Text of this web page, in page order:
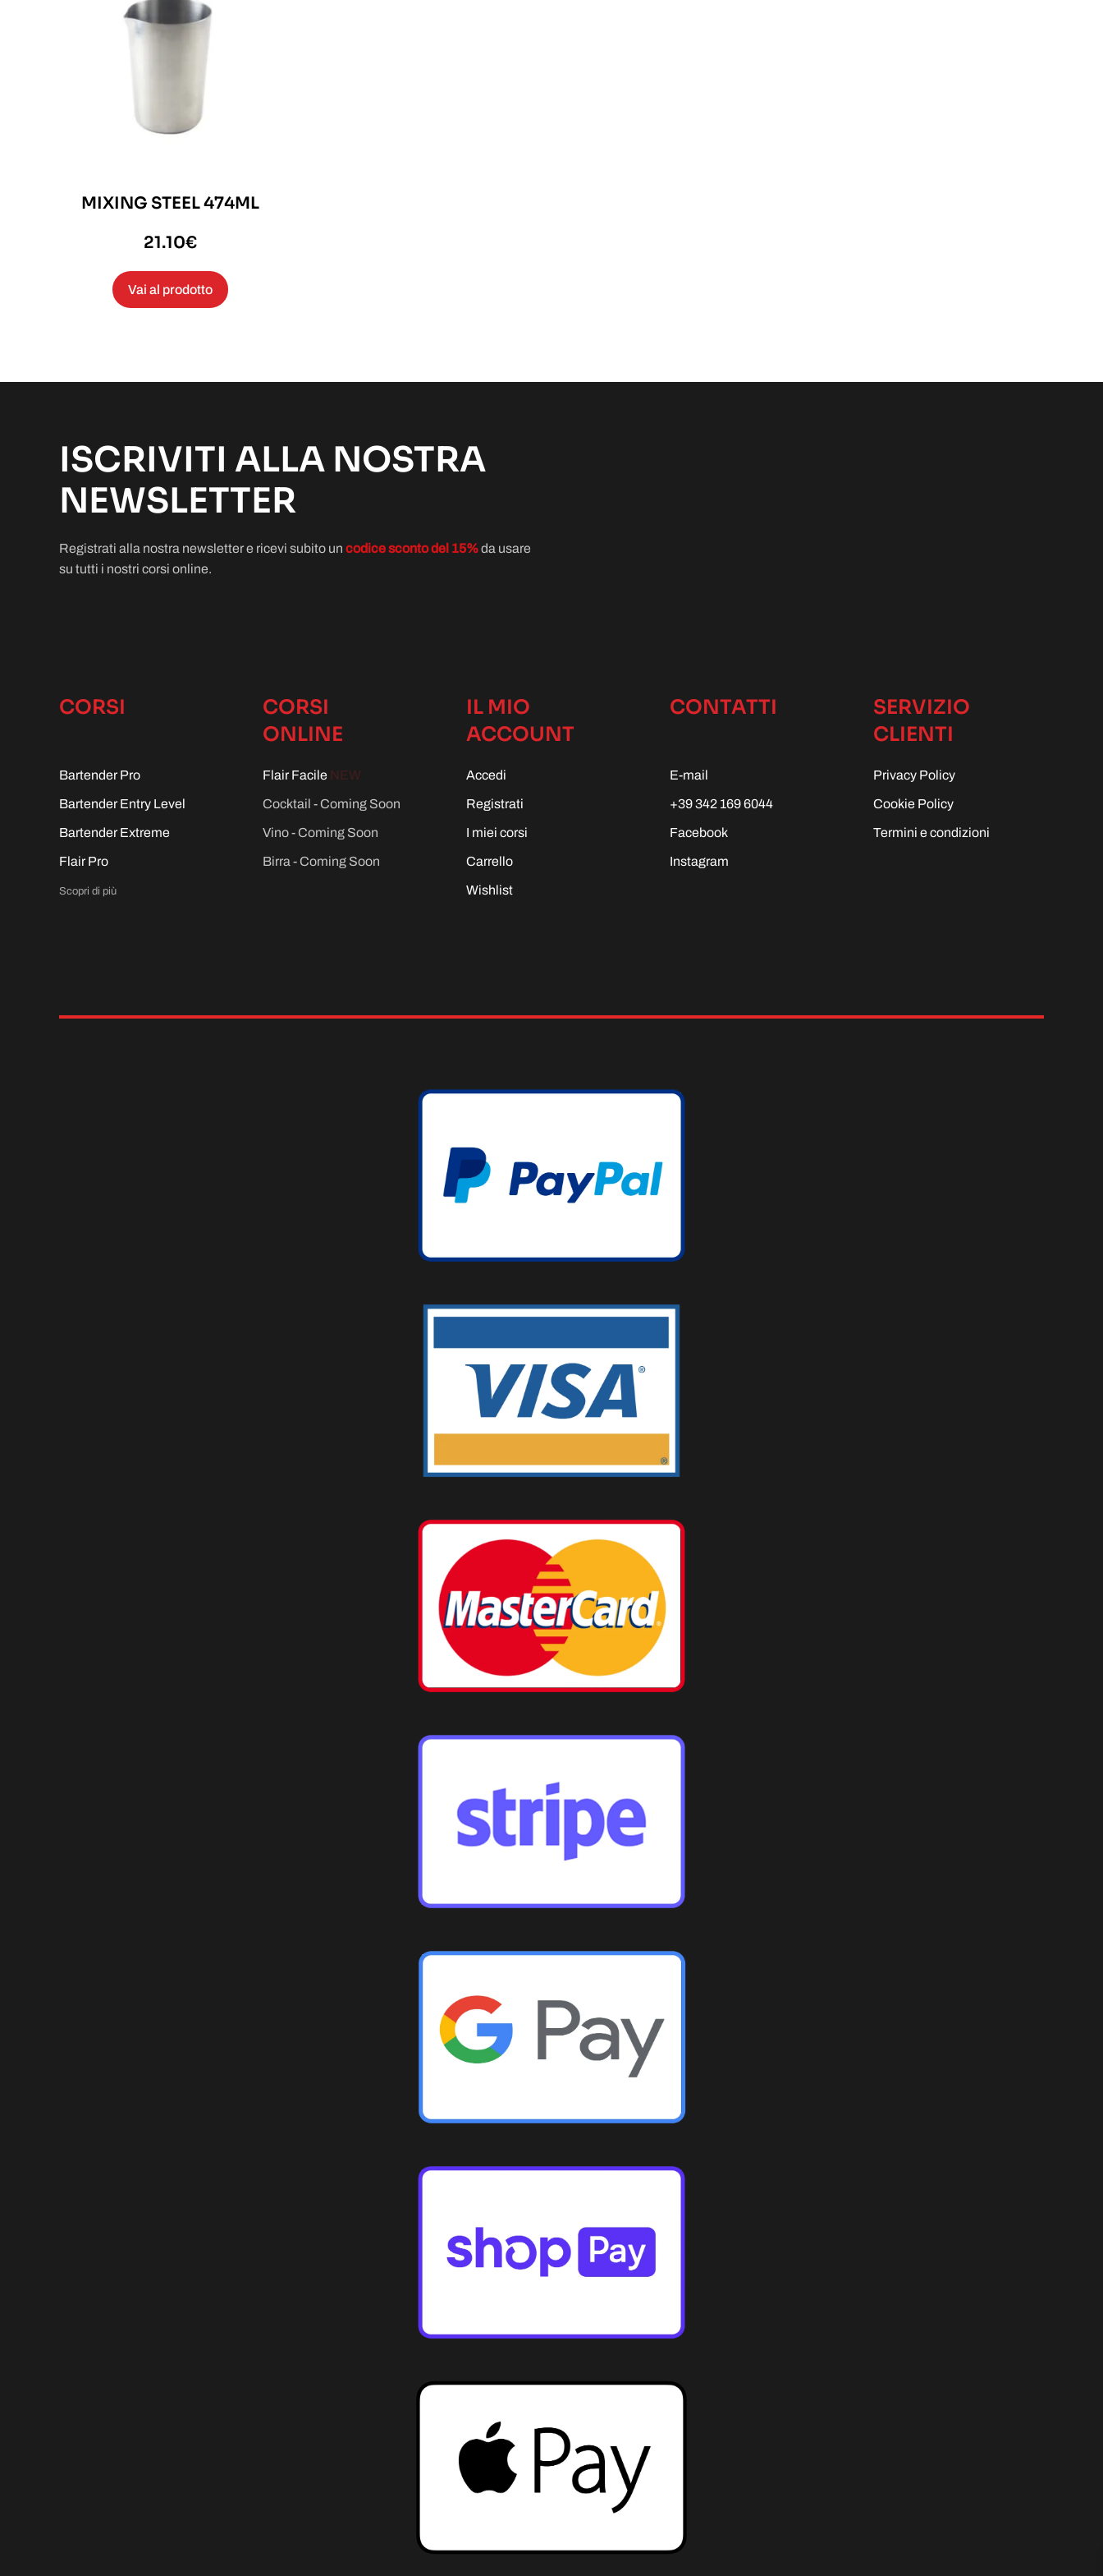
MIXING STEEL 474ML
21.10€
Vai al prodotto
ISCRIVITI ALLA NOSTRA
NEWSLETTER
Registrati alla nostra newsletter e ricevi subito un codice sconto del 15%da usare
su tutti i nostri corsi online.
CORSI
Bartender Pro
Bartender Entry Level
Bartender Extreme
Flair Pro
Scopri di più
CORSI
ONLINE
Flair Facile NEW
Cocktail - Coming Soon
Vino - Coming Soon
Birra - Coming Soon
IL MIO
ACCOUNT
Accedi
Registrati
I miei corsi
Carrello
Wishlist
CONTATTI
E-mail
+39 342 169 6044
Facebook
Instagram
SERVIZIO
CLIENTI
Privacy Policy
Cookie Policy
Termini e condizioni